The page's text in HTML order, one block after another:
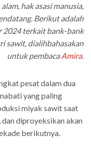
hak asasi manusia,
Berikut adalah
2024 terkait bank-bank
sawit, dialihbahasakan
untuk pembacaAmira.
pesat dalam dua
yang paling
miyak sawit saat
dan diproyeksikan akan
berikutnya.